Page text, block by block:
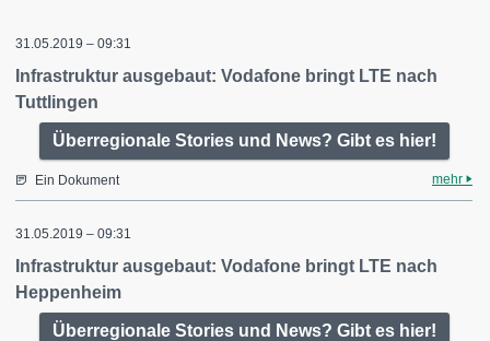
31.05.2019 – 09:31
Infrastruktur ausgebaut: Vodafone bringt LTE nach
Tuttlingen
Überregionale Stories und News? Gibt es hier!
Ein Dokument mehr
31.05.2019 – 09:31
Infrastruktur ausgebaut: Vodafone bringt LTE nach
Heppenheim
Überregionale Stories und News? Gibt es hier!